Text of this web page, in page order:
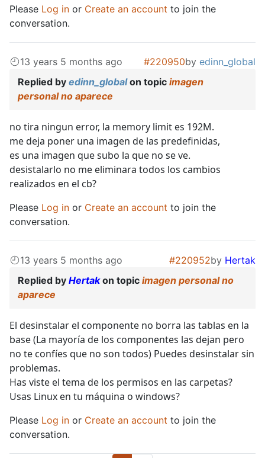
Please Log in or Create an account to join the
conversation.
13 years 5 months ago #220950by edinn_global
Replied by edinn_globalon topic imagen
personal no aparece
no tira ningun error, la memory limit es 192M.
me deja poner una imagen de las predefinidas,
es una imagen que subo la que no se ve.
desistalarlo no me eliminara todos los cambios
realizados en el cb?
Please Log in or Create an account to join the
conversation.
13 years 5 months ago #220952by Hertak
Replied by Hertakon topic imagen personal no
aparece
El desinstalar el componente no borra las tablas en la
base (La mayoría de los componentes las dejan pero
no te confíes que no son todos) Puedes desinstalar sin
problemas.
Has viste el tema de los permisos en las carpetas?
Usas Linux en tu máquina o windows?
Please Log in or Create an account to join the
conversation.